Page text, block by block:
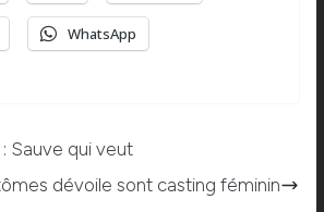
WhatsApp
Sauve qui veut
dévoile sont casting féminin